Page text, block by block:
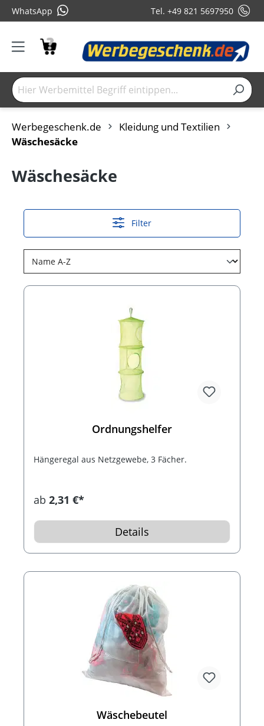
WhatsApp Tel. +49 821 5697950
Werbegeschenk.de
Kleidung und Textilien
Wäschesäcke
Wäschesäcke
Filter
Ordnungshelfer
Hängeregal aus Netzgewebe, 3 Fächer.
ab 2,31 €*
Details
Wäschebeutel